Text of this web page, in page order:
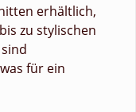
erhältlich,
zu stylischen
für ein